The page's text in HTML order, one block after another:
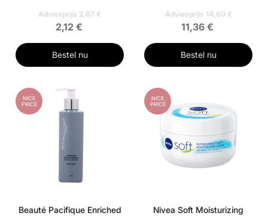
Adviesprijs 2,67 €
2,12 €
Bestel nu
Adviesprijs 14,60 €
11,36 €
Bestel nu
NICE
PRICE
Beauté Pacifique Enriched
NICE
PRICE
Nivea Soft Moisturizing